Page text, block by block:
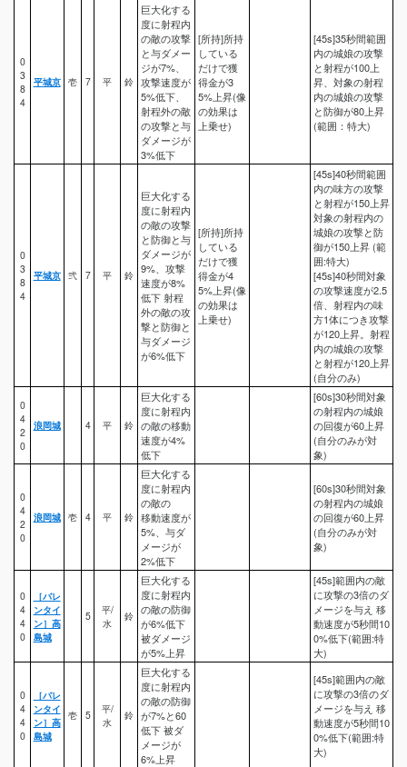
0
3
8
4
平城京 壱 7 平 鈴
巨大化する
度に射程内
の敵の攻撃
と与ダメー
ジが7%、
攻撃速度が
5%低下、
射程外の敵
の攻撃と与
ダメージが
3%低下
[所持]所持
している
だけで獲
得金が3
5%上昇(像
の効果は
上乗せ)
[45s]35秒間範囲
内の城娘の攻撃
と射程が100上
昇、対象の射程
内の城娘の攻撃
と防御が80上昇
(範囲：特大)
0
3
8
4
平城京 弐 7 平 鈴
巨大化する
度に射程内
の敵の攻撃
と防御と与
ダメージが
9%、攻撃
速度が8%
低下 射程
外の敵の攻
撃と防御と
与ダメージ
が6%低下
[所持]所持
している
だけで獲
得金が4
5%上昇(像
の効果は
上乗せ)
[45s]40秒間範囲
内の味方の攻撃
と射程が150上昇
対象の射程内の
城娘の攻撃と防
御が150上昇 (範
囲:特大)
[45s]40秒間対象
の攻撃速度が2.5
倍、射程内の味
方1体につき攻撃
が120上昇。射程
内の城娘の攻撃
と射程が120上昇
(自分のみ)
0
4
2
0
浪岡城 4 平 鈴
巨大化する
度に射程内
の敵の移動
速度が4%
低下
[60s]30秒間対象
の射程内の城娘
の回復が60上昇
(自分のみが対
象)
0
4
2
0
浪岡城 壱 4 平 鈴
巨大化する
度に射程内
の敵の
移動速度が
5%、与ダ
メージが
2%低下
[60s]30秒間対象
の射程内の城娘
の回復が60上昇
(自分のみが対
象)
0
4
4
0
［バレ
ンタイ
ン］高
島城
5
平/
水
鈴
巨大化する
度に射程内
の敵の防御
が6%低下
被ダメージ
が5%上昇
[45s]範囲内の敵
に攻撃の3倍のダ
メージを与え 移
動速度が5秒間10
0%低下(範囲:特
大)
0
4
4
0
［バレ
ンタイ
ン］高
島城
壱 5
平/
水
鈴
巨大化する
度に射程内
の敵の防御
が7%と60
低下 被ダ
メージが
6%上昇
[45s]範囲内の敵
に攻撃の3倍のダ
メージを与え 移
動速度が5秒間10
0%低下(範囲:特
大)